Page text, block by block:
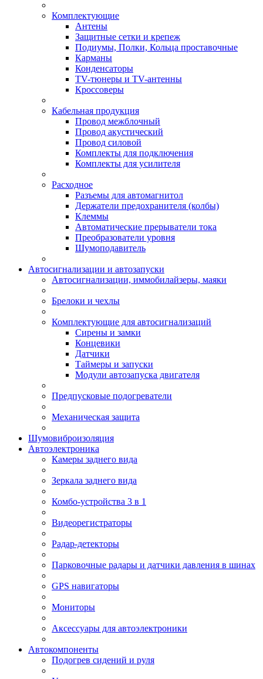
Комплектующие
Антены
Защитные сетки и крепеж
Подиумы, Полки, Кольца проставочные
Карманы
Конденсаторы
TV-тюнеры и TV-антенны
Кроссоверы
Кабельная продукция
Провод межблочный
Провод акустический
Провод силовой
Комплекты для подключения
Комплекты для усилителя
Расходное
Разъемы для автомагнитол
Держатели предохранителя (колбы)
Клеммы
Автоматические прерыватели тока
Преобразователи уровня
Шумоподавитель
Автосигнализации и автозапуски
Автосигнализации, иммобилайзеры, маяки
Брелоки и чехлы
Комплектующие для автосигнализаций
Сирены и замки
Концевики
Датчики
Таймеры и запуски
Модули автозапуска двигателя
Предпусковые подогреватели
Механическая защита
Шумовиброизоляция
Автоэлектроника
Камеры заднего вида
Зеркала заднего вида
Комбо-устройства 3 в 1
Видеорегистраторы
Радар-детекторы
Парковочные радары и датчики давления в шинах
GPS навигаторы
Мониторы
Аксессуары для автоэлектроники
Автокомпоненты
Подогрев сидений и руля